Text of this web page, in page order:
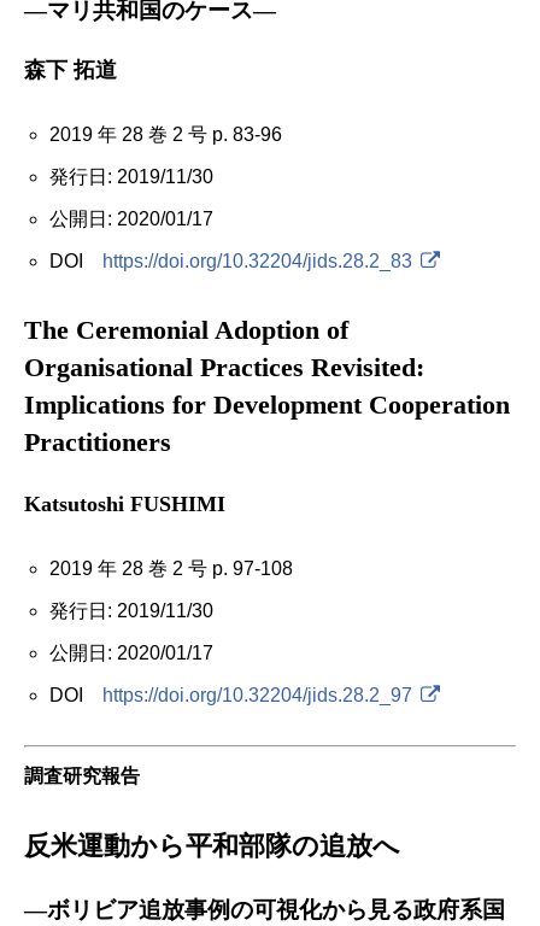
―マリ共和国のケース―
森下 拓道
2019 年 28 巻 2 号 p. 83-96
発行日: 2019/11/30
公開日: 2020/01/17
DOI https://doi.org/10.32204/jids.28.2_83
The Ceremonial Adoption of
Organisational Practices Revisited:
Implications for Development Cooperation
Practitioners
Katsutoshi FUSHIMI
2019 年 28 巻 2 号 p. 97-108
発行日: 2019/11/30
公開日: 2020/01/17
DOI https://doi.org/10.32204/jids.28.2_97
調査研究報告
反米運動から平和部隊の追放へ
―ボリビア追放事例の可視化から見る政府系国